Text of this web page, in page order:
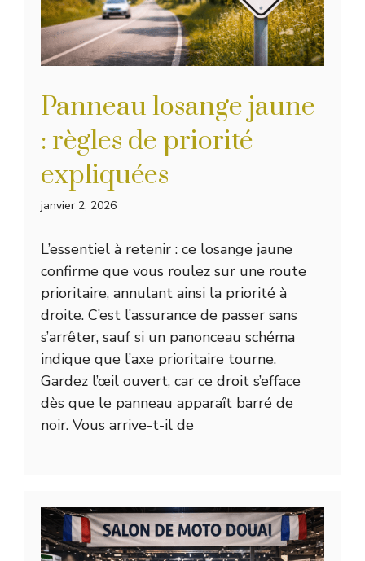
Panneau losange jaune
: règles de priorité
expliquées
janvier 2, 2026
L’essentiel à retenir : ce losange jaune
confirme que vous roulez sur une route
prioritaire, annulant ainsi la priorité à
droite. C’est l’assurance de passer sans
s’arrêter, sauf si un panonceau schéma
indique que l’axe prioritaire tourne.
Gardez l’œil ouvert, car ce droit s’efface
dès que le panneau apparaît barré de
noir. Vous arrive-t-il de